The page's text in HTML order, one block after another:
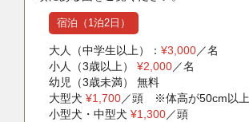
宿泊（1泊2日）
大人（中学生以上）： ¥3,000／名
小人（3歳以上） ¥2,000／名
幼児（3歳未満） 無料
大型犬 ¥1,700／頭 ※体高が50cm以上
小型犬・中型犬 ¥1,300／頭